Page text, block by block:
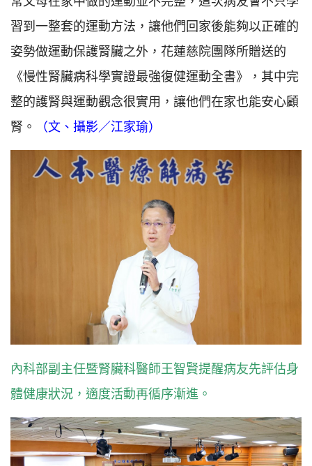
習到一整套的運動方法，讓他們回家後能夠以正確的
姿勢做運動保護腎臟之外，花蓮慈院團隊所贈送的
《慢性腎臟病科學實證最強復健運動全書》，其中完
整的護腎與運動觀念很實用，讓他們在家也能安心顧
腎。
（文、攝影／江家瑜）
內科部副主任暨腎臟科醫師王智賢提醒病友先評估身
體健康狀況，適度活動再循序漸進。